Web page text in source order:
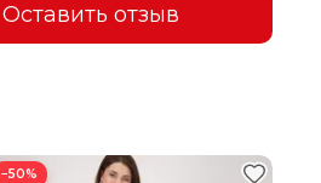
Оставить отзыв
−50%